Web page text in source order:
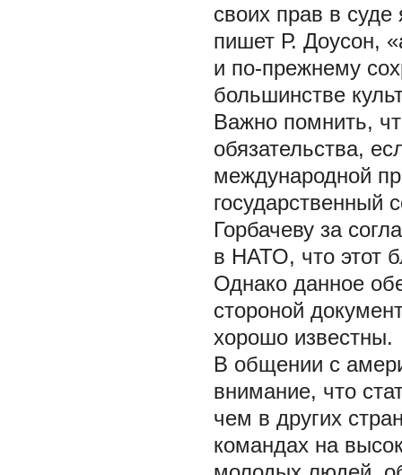
своих прав в
пишет Р. Доусон,
и по-прежнему
большинстве
Важно помнить,
обязательства,
международной
Горбачеву за
в НАТО, что этот
Однако данное
стороной
хорошо известны.
В общении с
внимание, что
чем в других
командах на